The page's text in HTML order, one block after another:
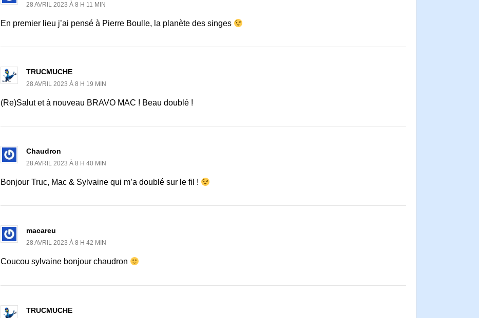
28 AVRIL 2023 À 8 H 11 MIN
En premier lieu j’ai pensé à Pierre Boulle, la planète des singes
TRUCMUCHE
28 AVRIL 2023 À 8 H 19 MIN
(Re)Salut et à nouveau BRAVO MAC ! Beau doublé !
Chaudron
28 AVRIL 2023 À 8 H 40 MIN
Bonjour Truc, Mac & Sylvaine qui m’a doublé sur le fil !
macareu
28 AVRIL 2023 À 8 H 42 MIN
Coucou sylvaine bonjour chaudron
TRUCMUCHE